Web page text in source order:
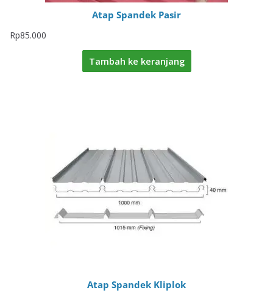
Atap Spandek Pasir
Rp85.000
Tambah ke keranjang
Atap Spandek Kliplok